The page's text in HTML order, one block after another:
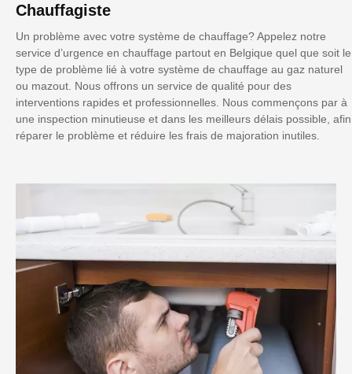
Chauffagiste
Un problème avec votre système de chauffage? Appelez notre
service d’urgence en chauffage partout en Belgique quel que soit le
type de problème lié à votre système de chauffage au gaz naturel
ou mazout. Nous offrons un service de qualité pour des
interventions rapides et professionnelles. Nous commençons par à
une inspection minutieuse et dans les meilleurs délais possible, afin
réparer le problème et réduire les frais de majoration inutiles.